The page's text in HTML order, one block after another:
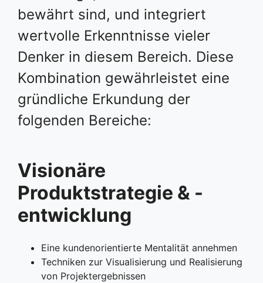
bewährt sind, und integriert
wertvolle Erkenntnisse vieler
Denker in diesem Bereich. Diese
Kombination gewährleistet eine
gründliche Erkundung der
folgenden Bereiche:
Visionäre
Produktstrategie & -
entwicklung
Eine kundenorientierte Mentalität annehmen
Techniken zur Visualisierung und Realisierung
von Projektergebnissen